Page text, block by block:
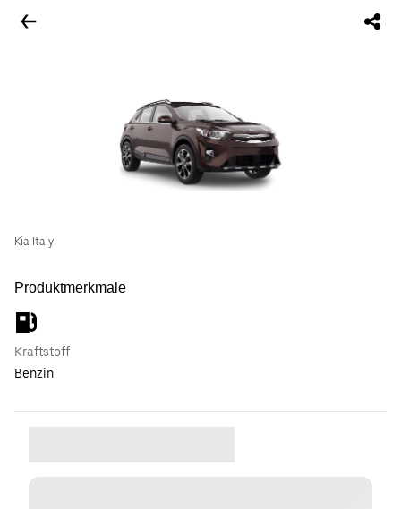
Kia Italy
Produktmerkmale
Kraftstoff
Benzin